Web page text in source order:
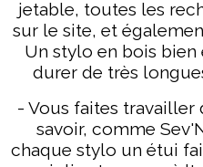
jetable, toutes les
sur le site, et
Un stylo en bois
durer de très
- Vous faites travailler
savoir, comme
chaque stylo un étui